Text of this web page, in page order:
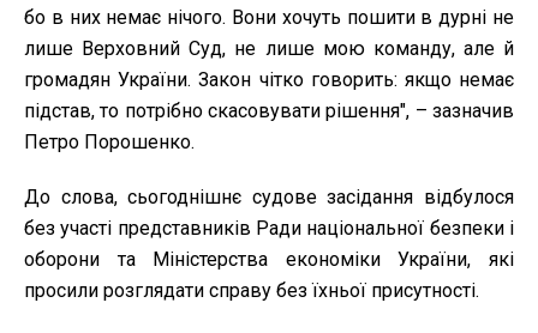
бо в них немає нічого. Вони хочуть пошити в дурні не
лише Верховний Суд, не лише мою команду, але й
громадян України. Закон чітко говорить: якщо немає
підстав, то потрібно скасовувати рішення", – зазначив
Петро Порошенко.
До слова, сьогоднішнє судове засідання відбулося
без участі представників Ради національної безпеки і
оборони та Міністерства економіки України, які
просили розглядати справу без їхньої присутності.